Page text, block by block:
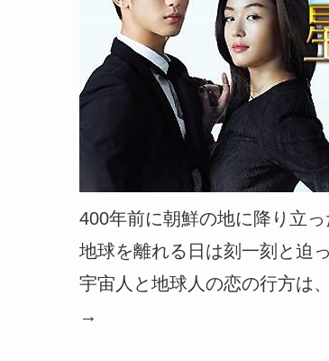
400年前に朝鮮の地に降り立
地球を離れる日は刻一刻と迫
宇宙人と地球人の恋の行方は
→